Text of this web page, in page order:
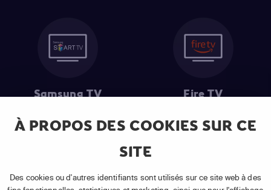
À PROPOS DES COOKIES SUR CE
SITE
Des cookies ou d'autres identifiants sont utilisés sur ce site web à des
Samsung TV Fire TV
souscription à un abonnement APP TV Basic.
(2) Prix de l'abonnement : TVA comprise, hors promotion, hors frais